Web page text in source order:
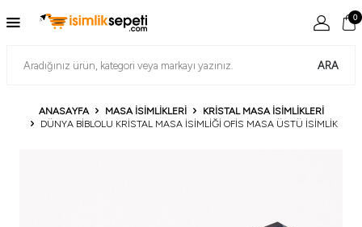
ARA
0
ANASAYFA MASA İSIMLIKLERI
KRISTAL MASA İSIMLIKLERI
DÜNYA BIBLOLU KRISTAL MASA İSIMLIĞI OFIS MASA ÜSTÜ İSIMLIK